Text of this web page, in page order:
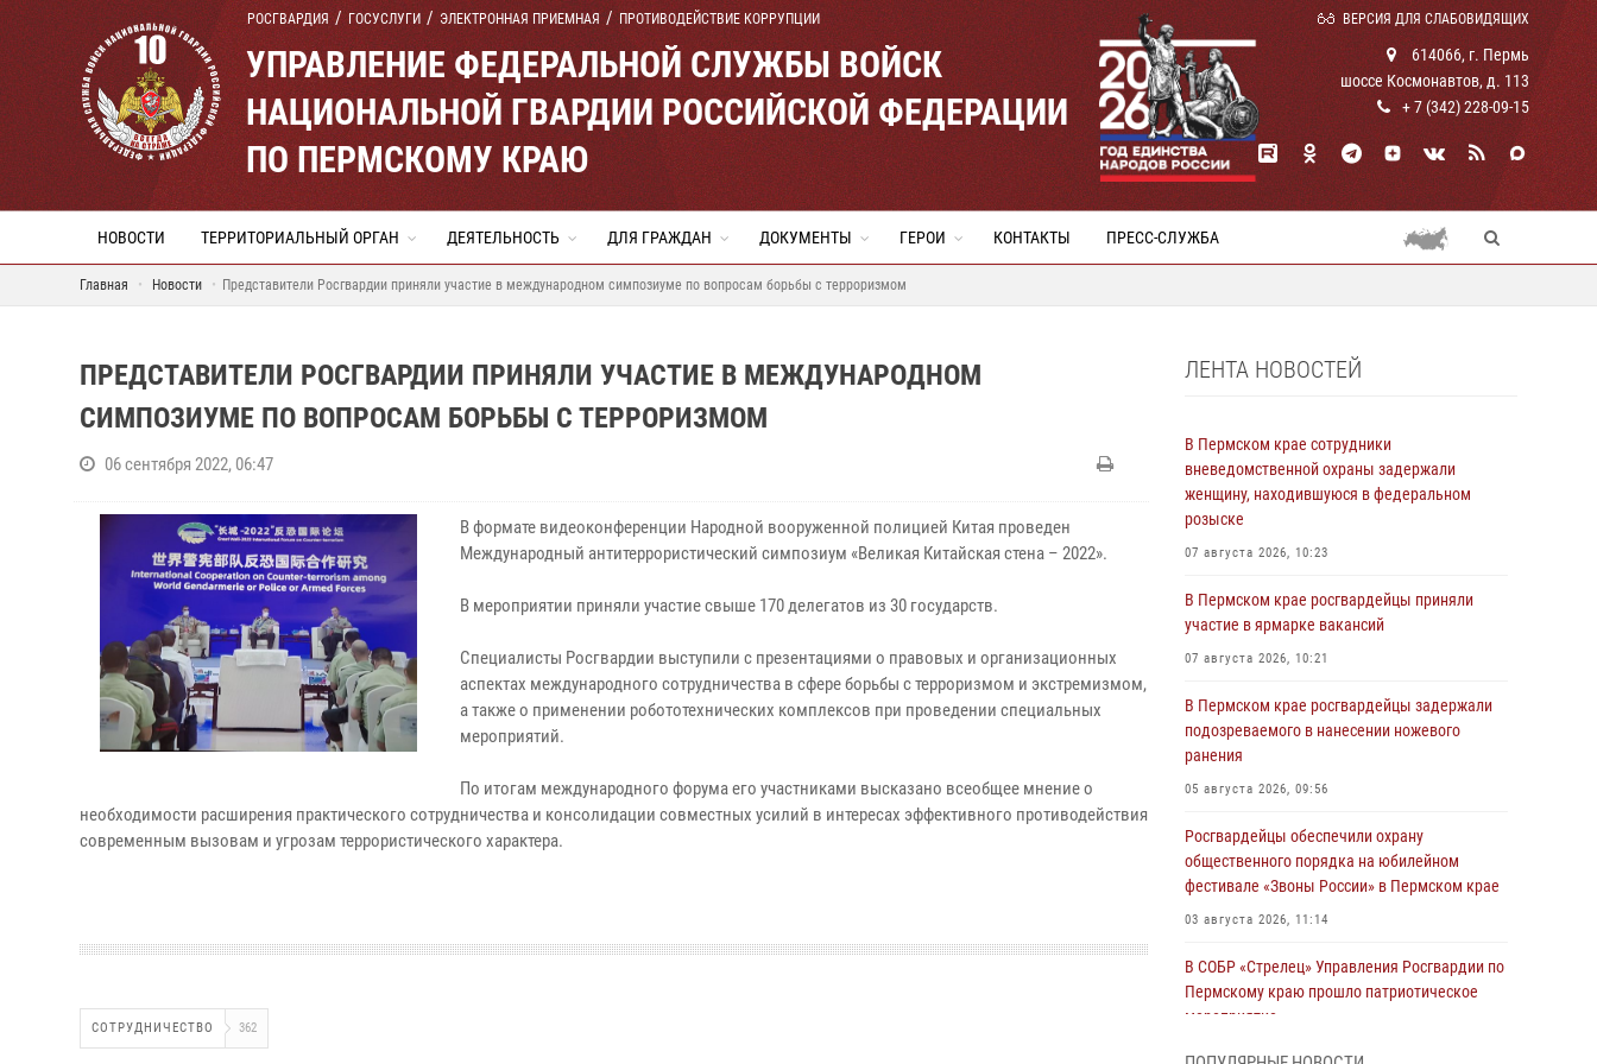
РОСГВАРДИЯ ГОСУСЛУГИ ЭЛЕКТРОННАЯ ПРИЕМНАЯ ПРОТИВОДЕЙСТВИЕ КОРРУПЦИИ ВЕРСИЯ ДЛЯ СЛАБОВИДЯЩИХ
УПРАВЛЕНИЕ ФЕДЕРАЛЬНОЙ СЛУЖБЫ ВОЙСК
НАЦИОНАЛЬНОЙ ГВАРДИИ РОССИЙСКОЙ ФЕДЕРАЦИИ
ПО ПЕРМСКОМУ КРАЮ
614066, г. Пермь
шоссе Космонавтов, д. 113
+ 7 (342) 228-09-15
НОВОСТИ ТЕРРИТОРИАЛЬНЫЙ ОРГАН ДЕЯТЕЛЬНОСТЬ ДЛЯ ГРАЖДАН ДОКУМЕНТЫ ГЕРОИ КОНТАКТЫ ПРЕСС-СЛУЖБА
Главная Новости Представители Росгвардии приняли участие в международном симпозиуме по вопросам борьбы с терроризмом
ПРЕДСТАВИТЕЛИ РОСГВАРДИИ ПРИНЯЛИ УЧАСТИЕ В МЕЖДУНАРОДНОМ
СИМПОЗИУМЕ ПО ВОПРОСАМ БОРЬБЫ С ТЕРРОРИЗМОМ
06 сентября 2022, 06:47
В формате видеоконференции Народной вооруженной полицией Китая проведен
Международный антитеррористический симпозиум «Великая Китайская стена – 2022».
В мероприятии приняли участие свыше 170 делегатов из 30 государств.
Специалисты Росгвардии выступили с презентациями о правовых и организационных
аспектах международного сотрудничества в сфере борьбы с терроризмом и экстремизмом,
а также о применении робототехнических комплексов при проведении специальных
мероприятий.
По итогам международного форума его участниками высказано всеобщее мнение о
необходимости расширения практического сотрудничества и консолидации совместных усилий в интересах эффективного противодействия
современным вызовам и угрозам террористического характера.
СОТРУДНИЧЕСТВО 362
ЛЕНТА НОВОСТЕЙ
В Пермском крае сотрудники
вневедомственной охраны задержали
женщину, находившуюся в федеральном
розыске
07 августа 2026, 10:23
В Пермском крае росгвардейцы приняли
участие в ярмарке вакансий
07 августа 2026, 10:21
В Пермском крае росгвардейцы задержали
подозреваемого в нанесении ножевого
ранения
05 августа 2026, 09:56
Росгвардейцы обеспечили охрану
общественного порядка на юбилейном
фестивале «Звоны России» в Пермском крае
03 августа 2026, 11:14
В СОБР «Стрелец» Управления Росгвардии по
Пермскому краю прошло патриотическое
мероприятие